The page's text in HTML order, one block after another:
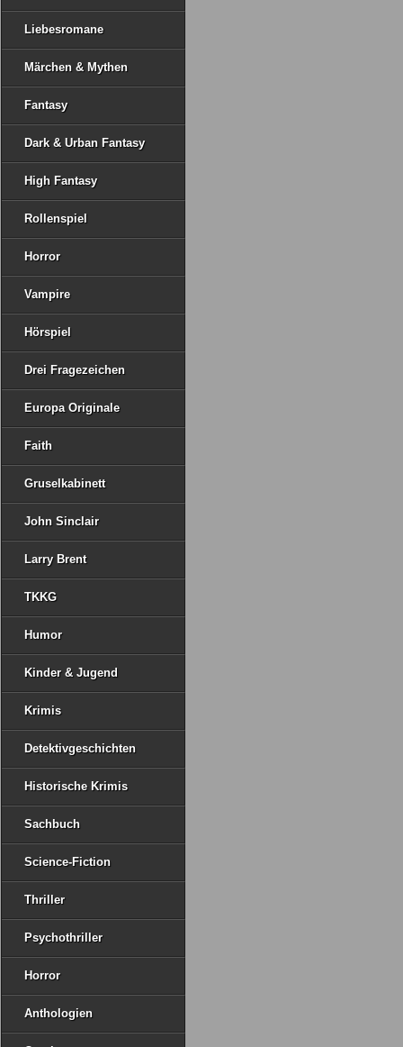
Liebesromane
Märchen & Mythen
Fantasy
Dark & Urban Fantasy
High Fantasy
Rollenspiel
Horror
Vampire
Hörspiel
Drei Fragezeichen
Europa Originale
Faith
Gruselkabinett
John Sinclair
Larry Brent
TKKG
Humor
Kinder & Jugend
Krimis
Detektivgeschichten
Historische Krimis
Sachbuch
Science-Fiction
Thriller
Psychothriller
Horror
Anthologien